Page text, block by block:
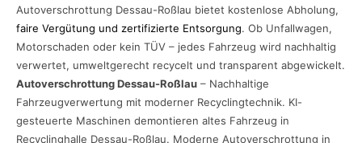
Autoverschrottung Dessau-Roßlau bietet kostenlose Abholung,
faire Vergütung und zertifizierte Entsorgung. Ob Unfallwagen,
Motorschaden oder kein TÜV – jedes Fahrzeug wird nachhaltig
verwertet, umweltgerecht recycelt und transparent abgewickelt.
Autoverschrottung Dessau-Roßlau – Nachhaltige
Fahrzeugverwertung mit moderner Recyclingtechnik. KI-
gesteuerte Maschinen demontieren altes Fahrzeug in
Recyclinghalle Dessau-Roßlau. Moderne Autoverschrottung in